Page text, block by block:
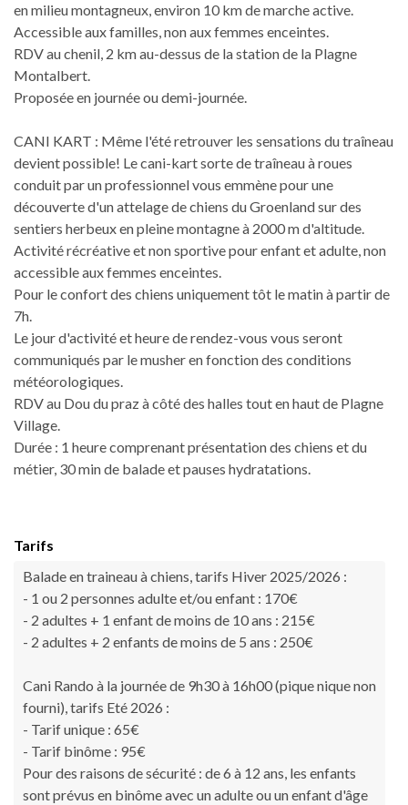
en milieu montagneux, environ 10 km de marche active.
Accessible aux familles, non aux femmes enceintes.
RDV au chenil, 2 km au-dessus de la station de la Plagne
Montalbert.
Proposée en journée ou demi-journée.
CANI KART : Même l'été retrouver les sensations du traîneau
devient possible! Le cani-kart sorte de traîneau à roues
conduit par un professionnel vous emmène pour une
découverte d'un attelage de chiens du Groenland sur des
sentiers herbeux en pleine montagne à 2000 m d'altitude.
Activité récréative et non sportive pour enfant et adulte, non
accessible aux femmes enceintes.
Pour le confort des chiens uniquement tôt le matin à partir de
7h.
Le jour d'activité et heure de rendez-vous vous seront
communiqués par le musher en fonction des conditions
météorologiques.
RDV au Dou du praz à côté des halles tout en haut de Plagne
Village.
Durée : 1 heure comprenant présentation des chiens et du
métier, 30 min de balade et pauses hydratations.
Tarifs
Balade en traineau à chiens, tarifs Hiver 2025/2026 :
- 1 ou 2 personnes adulte et/ou enfant : 170€
- 2 adultes + 1 enfant de moins de 10 ans : 215€
- 2 adultes + 2 enfants de moins de 5 ans : 250€
Cani Rando à la journée de 9h30 à 16h00 (pique nique non
fourni), tarifs Eté 2026 :
- Tarif unique : 65€
- Tarif binôme : 95€
Pour des raisons de sécurité : de 6 à 12 ans, les enfants
sont prévus en binôme avec un adulte ou un enfant d'âge